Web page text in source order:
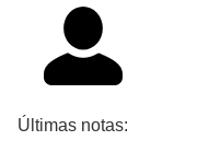
Últimas notas: